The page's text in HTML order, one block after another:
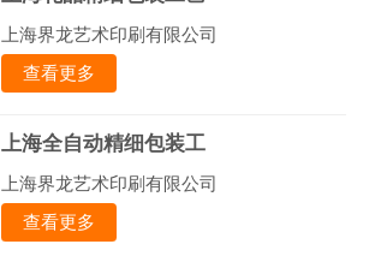
上海界龙艺术印刷有限公司
查看更多
上海全自动精细包装工
上海界龙艺术印刷有限公司
查看更多